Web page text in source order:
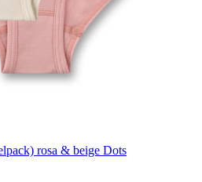
rosa & beige Dots